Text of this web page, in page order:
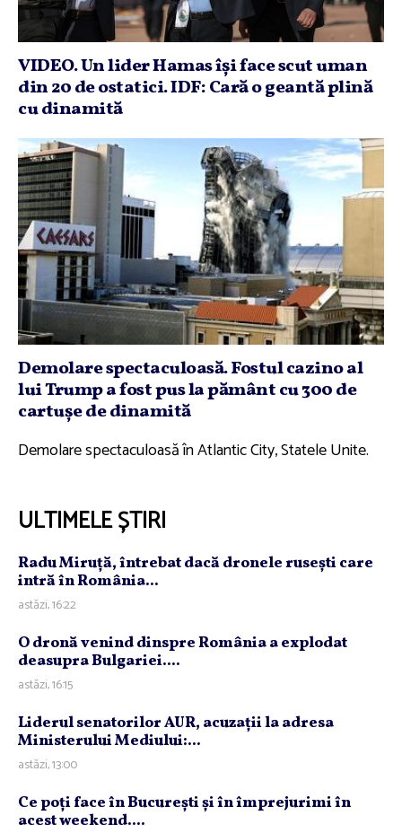
VIDEO. Un lider Hamas îşi face scut uman
din 20 de ostatici. IDF: Cară o geantă plină
cu dinamită
Demolare spectaculoasă. Fostul cazino al
lui Trump a fost pus la pământ cu 300 de
cartuşe de dinamită
Demolare spectaculoasă în Atlantic City, Statele Unite.
ULTIMELE ȘTIRI
Radu Miruţă, întrebat dacă dronele ruseşti care
intră în România...
astăzi, 16:22
O dronă venind dinspre România a explodat
deasupra Bulgariei....
astăzi, 16:15
Liderul senatorilor AUR, acuzaţii la adresa
Ministerului Mediului:...
astăzi, 13:00
Ce poţi face în Bucureşti şi în împrejurimi în
acest weekend....